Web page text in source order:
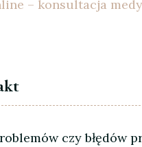
– konsultacja
czy błędów